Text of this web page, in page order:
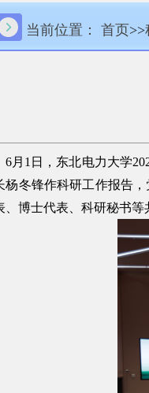
当前位置： 首页>>
6月1日，东北电力大学
杨冬锋作科研工作报告
、博士代表、科研秘书等